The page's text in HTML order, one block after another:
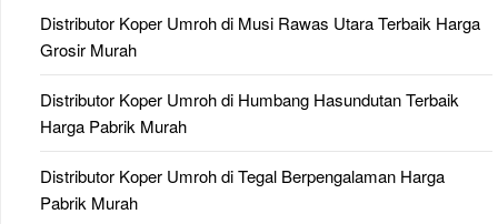
Distributor Koper Umroh di Musi Rawas Utara Terbaik Harga
Grosir Murah
Distributor Koper Umroh di Humbang Hasundutan Terbaik
Harga Pabrik Murah
Distributor Koper Umroh di Tegal Berpengalaman Harga
Pabrik Murah